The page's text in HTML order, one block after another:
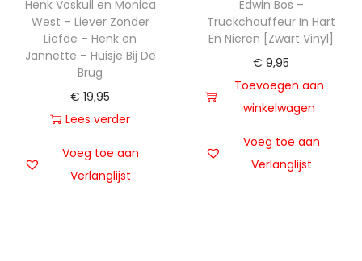
Henk Voskuil en Monica
West – Liever Zonder
Liefde – Henk en
Jannette – Huisje Bij De
Brug
€ 19,95
Lees verder
Voeg toe aan
Verlanglijst
Edwin Bos –
Truckchauffeur In Hart
En Nieren [Zwart Vinyl]
€ 9,95
Toevoegen aan
winkelwagen
Voeg toe aan
Verlanglijst